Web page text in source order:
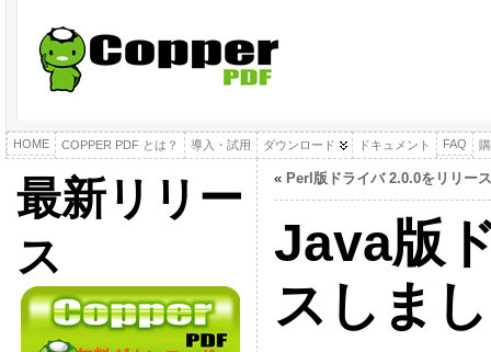
HOME COPPER PDF とは？ 導入・試用 ダウンロード ドキュメント FAQ
最新リリー
ス
« Perl版ドライバ 2.0.0をリリー
Java版
スしま